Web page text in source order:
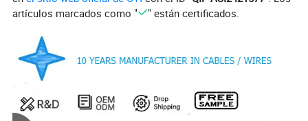
artículos marcados como "
" están certificados.